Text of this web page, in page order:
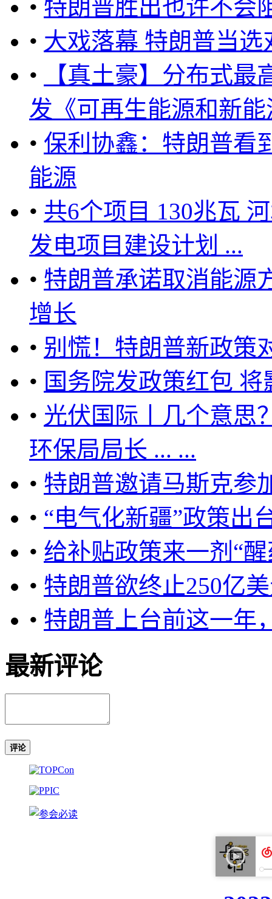
• 特朗普胜出也许不会
• 大戏落幕 特朗普当
•
【真土豪】分布式
发《可再生能源和新
• 保利协鑫：特朗普看
能源
• 共6个项目 130兆瓦
发电项目建设计划 ...
• 特朗普承诺取消能源
增长
• 别慌！特朗普新政策
• 国务院发政策红包
• 光伏国际丨几个意思
环保局局长 ... ...
• 特朗普邀请马斯克参
• “电气化新疆”政策出
• 给补贴政策来一剂“醒
• 特朗普欲终止250亿
• 特朗普上台前这一年
最新评论
评论